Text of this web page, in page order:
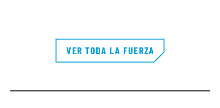
VER TODA LA FUERZA